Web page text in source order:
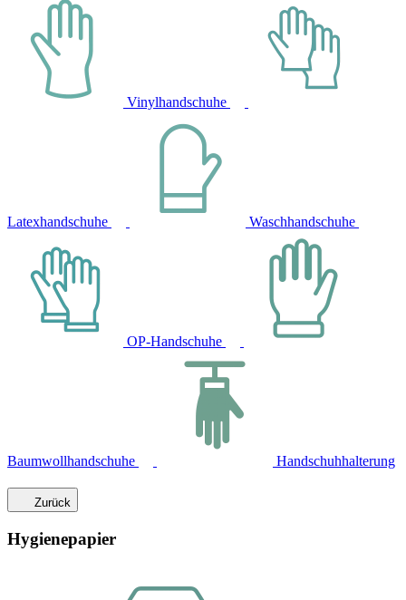
Vinylhandschuhe
Latexhandschuhe Waschhandschuhe
OP-Handschuhe
Baumwollhandschuhe Handschuhhalterung
Zurück
Hygienepapier